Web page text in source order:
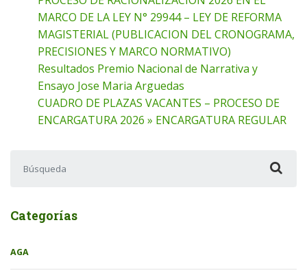
MARCO DE LA LEY N° 29944 – LEY DE REFORMA
MAGISTERIAL (PUBLICACION DEL CRONOGRAMA,
PRECISIONES Y MARCO NORMATIVO)
Resultados Premio Nacional de Narrativa y
Ensayo Jose Maria Arguedas
CUADRO DE PLAZAS VACANTES – PROCESO DE
ENCARGATURA 2026 » ENCARGATURA REGULAR
Categorías
AGA